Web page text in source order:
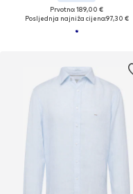
Prvotno: 189,00 €
Posljednja najniža cijena:97,30 €